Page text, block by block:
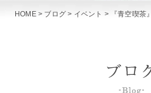
HOME> ブログ > イベント > 『青空喫茶』